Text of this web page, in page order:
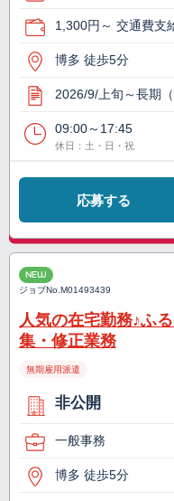
1,300円～ 交通費支
博多 徒歩5分
2026/9/上旬～長期（
09:00～17:45
休日：土・日・祝
応募する
NEW
ジョブNo.M01493439
人気の在宅勤務♪ふ
集・修正業務
無期雇用派遣
非公開
一般事務
博多 徒歩5分